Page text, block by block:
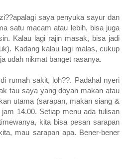
saya penyuka sayur dan
satu macam atau lebih, bisa juga
Kalau lagi rajin masak, bisa jadi
Kadang kalau lagi malas, cukup
udah nikmat banget rasanya.
rumah sakit, loh??. Padahal nyeri
tau saya yang doyan makan atau
utama (sarapan, makan siang &
14.00. Setiap menu ada tulisan
kita bisa pesan sarapan
mau sarapan apa. Bener-bener